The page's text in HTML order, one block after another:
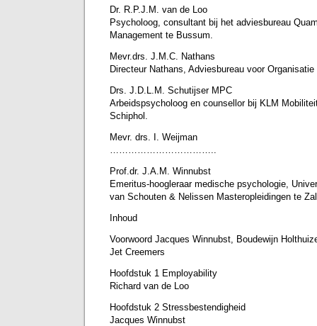
Dr. R.P.J.M. van de Loo
Psycholoog, consultant bij het adviesbureau
Management te Bussum.
Mevr.drs. J.M.C. Nathans
Directeur Nathans, Adviesbureau voor
Drs. J.D.L.M. Schutijser MPC
Arbeidspsycholoog en counsellor bij KLM
Schiphol.
Mevr. drs. I. Weijman
……………………………..
Prof.dr. J.A.M. Winnubst
Emeritus-hoogleraar medische psychologie,
van Schouten & Nelissen Masteropleidingen te
Inhoud
Voorwoord Jacques Winnubst, Boudewijn
Jet Creemers
Hoofdstuk 1 Employability
Richard van de Loo
Hoofdstuk 2 Stressbestendigheid
Jacques Winnubst